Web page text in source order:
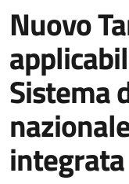
Nuovo
Sistema
integrata